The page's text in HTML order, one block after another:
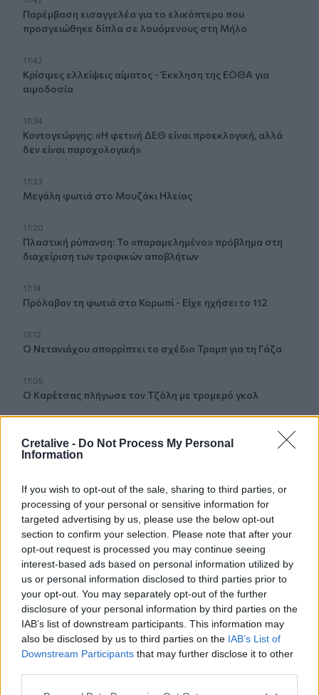
Cretalive - Do Not Process My Personal
Information
If you wish to opt-out of the sale, sharing to third parties, or
processing of your personal or sensitive information for
targeted advertising by us, please use the below opt-out
section to confirm your selection. Please note that after your
opt-out request is processed you may continue seeing
interest-based ads based on personal information utilized by
us or personal information disclosed to third parties prior to
your opt-out. You may separately opt-out of the further
disclosure of your personal information by third parties on the
IAB’s list of downstream participants. This information may
also be disclosed by us to third parties on the IAB’s List of
Downstream Participants that may further disclose it to other
Παρέμβαση εισαγγελέα για το ελικόπτερο που
προσγειώθηκε δίπλα σε λουόμενους στη Μήλο
17:42
Κρίσιμες ελλείψεις αίματος - Έκκληση της ΕΟΘΑ για
αιμοδοσία
17:34
Κοντογεώργης: «Η φετινή ΔΕΘ είναι προεκλογική, αλλά
δεν είναι παροχολογική»
17:33
Μεγάλη φωτιά στο Μουζάκι Ηλείας
17:20
Πλαστική ρύπανση: Το «παραμελημένο» πρόβλημα στη
διαχείριση των τροφικών αποβλήτων
17:14
Πρόλαβαν τη φωτιά στο Κορωπί - Είχε ηχήσει το 112
17:12
Ο Νετανιάχου απορρίπτει το σχέδιο Τραμπ για τη Γάζα
17:05
Ο Καρέτσας πλήγωσε τον Τζόλη με τρομερό γκολ
Δεκαπενταύγουστος 2026: Πώς αμείβονται όσοι θα
εργαστούν
16:37
Η «Αντιγόνη» του Σοφοκλή μέσα από τα μάτια της
Τεχνητής Νοημοσύνης
16:20
Κιλκίς: Καθυστερήσεις και αναμονή στο Τελωνείο
Ευζώνων, στο ρεύμα εξόδου από την Ελλάδα
16:06
Έβρος: Πυρκαγιά στη Γιαννούλη Σουφλίου -
Κινητοποιήθηκαν εναέρια μέσα